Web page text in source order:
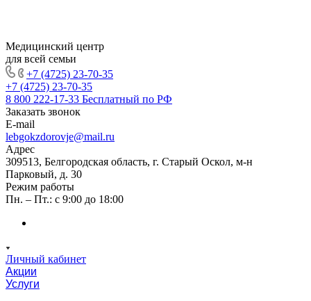
Медицинский центр
для всей семьи
+7 (4725) 23-70-35
+7 (4725) 23-70-35
8 800 222-17-33 Бесплатный по РФ
Заказать звонок
E-mail
lebgokzdorovje@mail.ru
Адрес
309513, Белгородская область, г. Старый Оскол, м-н
Парковый, д. 30
Режим работы
Пн. – Пт.: с 9:00 до 18:00
Личный кабинет
Акции
Услуги